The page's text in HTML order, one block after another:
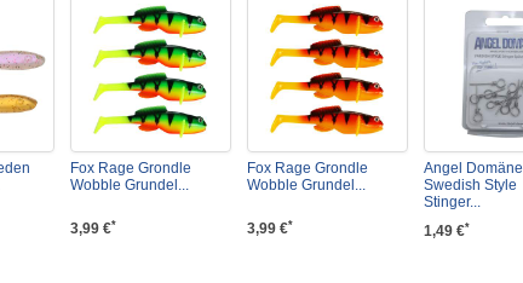
Fox Rage Grondle
Wobble Grundel...
3,99 €*
Fox Rage Grondle
Wobble Grundel...
3,99 €*
Angel Domäne
Swedish Style
Stinger...
1,49 €*